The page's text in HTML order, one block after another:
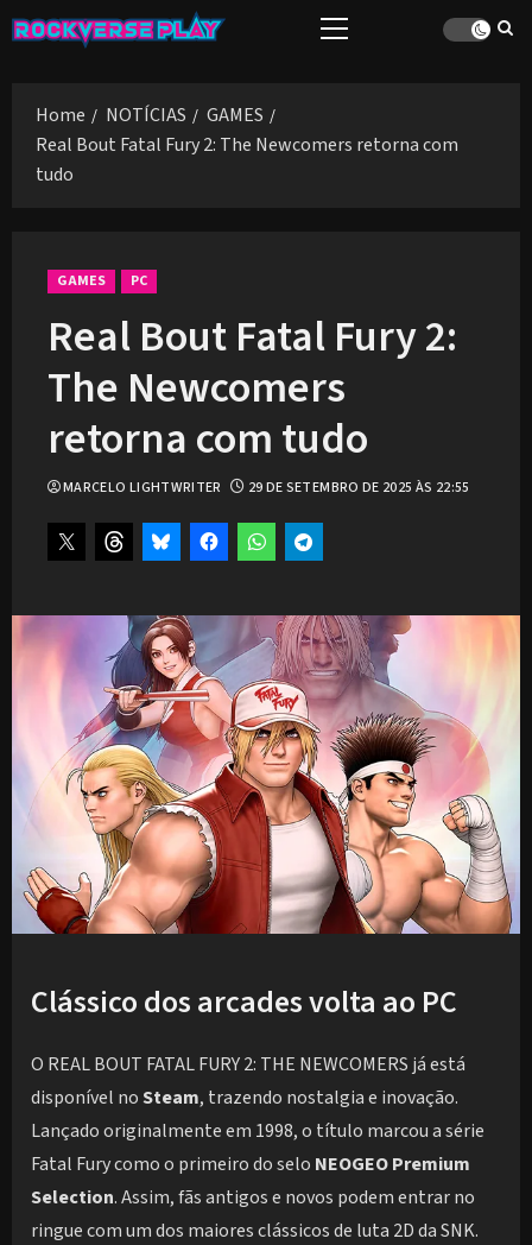
Skip
to
Primary
Home
NOTÍCIAS
GAMES
Real Bout Fatal Fury 2: The Newcomers retorna com
tudo
GAMES PC
Real Bout Fatal Fury 2:
The Newcomers
retorna com tudo
MARCELO LIGHTWRITER 29 DE SETEMBRO DE 2025 ÀS 22:55
Clássico dos arcades volta ao PC
O REAL BOUT FATAL FURY 2: THE NEWCOMERS já está
disponível noSteam, trazendo nostalgia e inovação.
Lançado originalmente em 1998, o título marcou a série
Fatal Fury como o primeiro do selo NEOGEO Premium
Selection. Assim, fãs antigos e novos podem entrar no
ringue com um dos maiores clássicos de luta 2D da SNK.